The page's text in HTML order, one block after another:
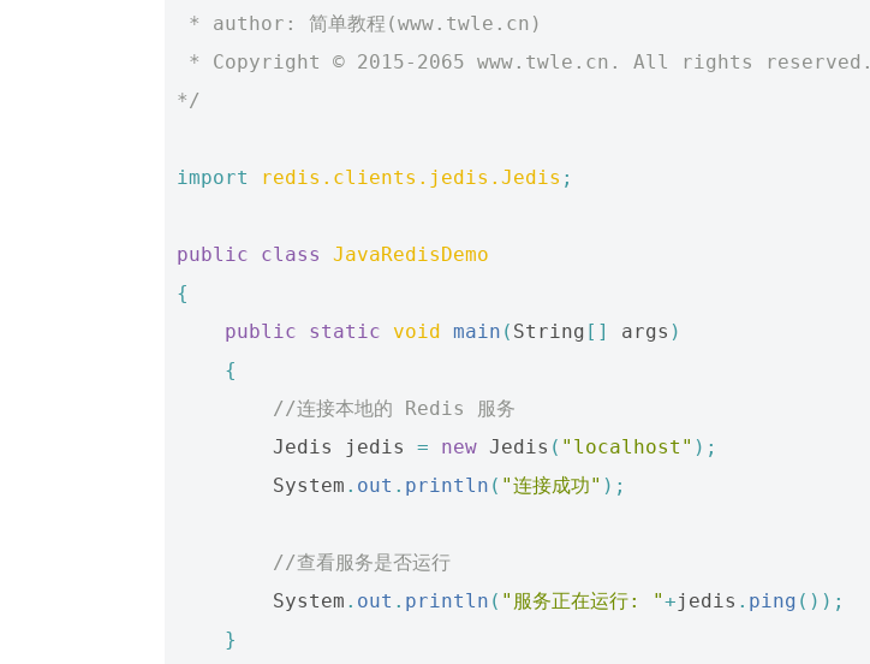
* author: 简单教程(www.twle.cn)
* Copyright © 2015-2065 www.twle.cn. All rights reserved.
*/
import redis.clients.jedis.Jedis ;
public class
JavaRedisDemo
{
public
static void main ( String [] args )
{
//连接本地的 Redis 服务
Jedis
jedis = new Jedis ( "localhost" );
System . out . println ( "连接成功" );
//查看服务是否运行
System . out . println ( "服务正在运行: "+jedis . ping ());
}